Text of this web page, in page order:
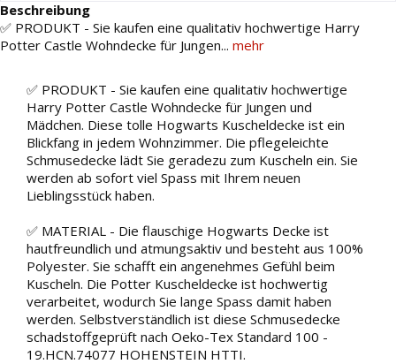
Beschreibung
✅ PRODUKT - Sie kaufen eine qualitativ hochwertige Harry
Potter Castle Wohndecke für Jungen... mehr
✅ PRODUKT - Sie kaufen eine qualitativ hochwertige
Harry Potter Castle Wohndecke für Jungen und
Mädchen. Diese tolle Hogwarts Kuscheldecke ist ein
Blickfang in jedem Wohnzimmer. Die pflegeleichte
Schmusedecke lädt Sie geradezu zum Kuscheln ein. Sie
werden ab sofort viel Spass mit Ihrem neuen
Lieblingsstück haben.
✅ MATERIAL - Die flauschige Hogwarts Decke ist
hautfreundlich und atmungsaktiv und besteht aus 100%
Polyester. Sie schafft ein angenehmes Gefühl beim
Kuscheln. Die Potter Kuscheldecke ist hochwertig
verarbeitet, wodurch Sie lange Spass damit haben
werden. Selbstverständlich ist diese Schmusedecke
schadstoffgeprüft nach Oeko-Tex Standard 100 -
19.HCN.74077 HOHENSTEIN HTTI.